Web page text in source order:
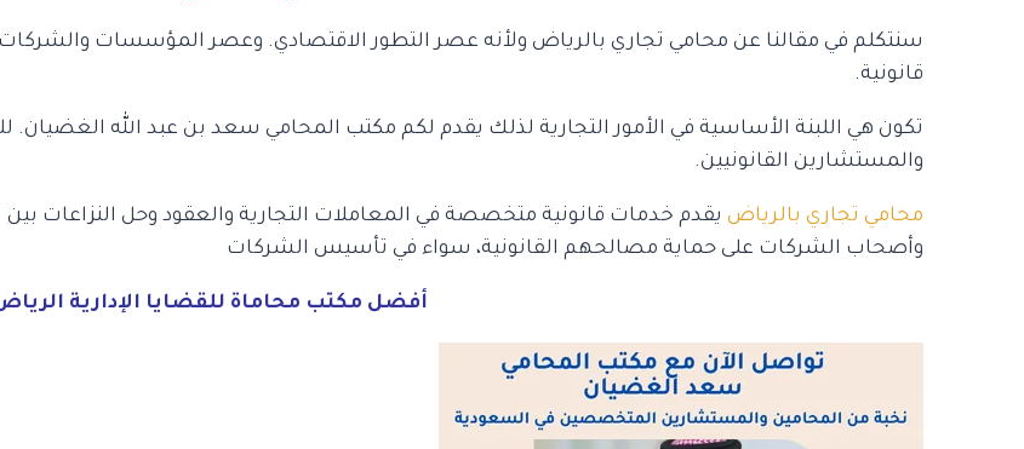
سنتكلم في مقالنا عن محامي تجاري بالرياض ولأنه عصر التطور الاقتصادي. وعصر المؤسسات والشركات
قانونية.
تكون هي اللبنة الأساسية في الأمور التجارية لذلك يقدم لكم مكتب المحامي سعد بن عبد الله الغضيان.
والمستشارين القانونيين.
محامي تجاري بالرياض يقدم خدمات قانونية متخصصة في المعاملات التجارية والعقود وحل النزاعات
وأصحاب الشركات على حماية مصالحهم القانونية، سواء في تأسيس الشركات
أفضل مكتب محاماة للقضايا الإدارية